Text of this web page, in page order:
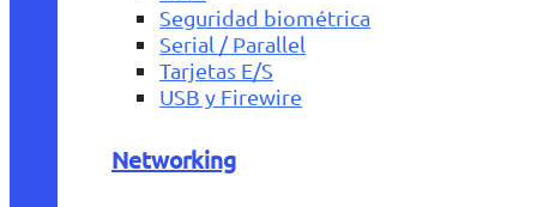
Seguridad biométrica
Serial / Parallel
Tarjetas E/S
USB y Firewire
Networking